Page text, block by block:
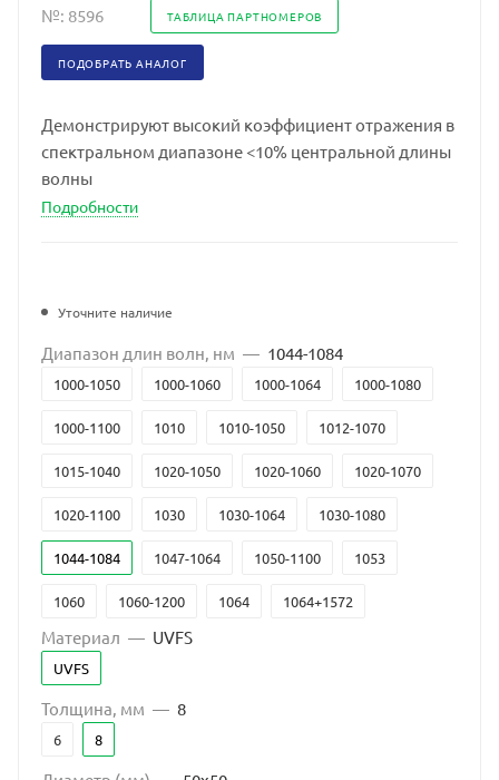
№: 8596 ТАБЛИЦА ПАРТНОМЕРОВ
ПОДОБРАТЬ АНАЛОГ
Демонстрируют высокий коэффициент отражения в
спектральном диапазоне <10% центральной длины
волны
Подробности
Уточните наличие
Диапазон длин волн, нм — 1044-1084
1000-1050 1000-1060 1000-1064 1000-1080
1000-1100 1010 1010-1050 1012-1070
1015-1040 1020-1050 1020-1060 1020-1070
1020-1100 1030 1030-1064 1030-1080
1044-1084 1047-1064 1050-1100 1053
1060 1060-1200 1064 1064+1572
1064+633 1070
1160-1240, 1890-1990; 1890, 1900, 1910, 1940, 1965
1288-1344
1520-1570 1535 1550
Материал — UVFS
UVFS
Толщина, мм — 8
6 8